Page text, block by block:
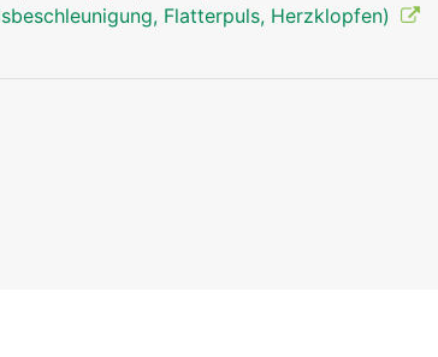
Flatterpuls, Herzklopfen)